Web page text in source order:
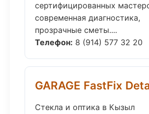
сертифицированных
современная диагностика,
прозрачные сметы....
Телефон: 8 (914) 577 32 20
GARAGE FastFix
Стекла и оптика в Кызыл